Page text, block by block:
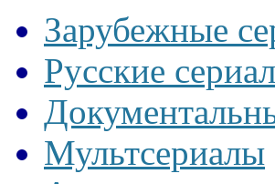
Зарубежные
Русские
Мультсериалы